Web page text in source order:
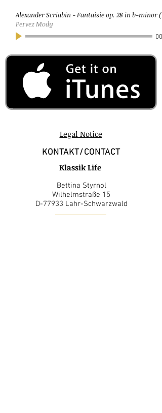
Alexander Scriabin - Fantaisie op. 28 in b-minor
Pervez Mody
Legal Notice
KONTAKT/CONTACT
Klassik Life
Bettina Styrnol
Wilhelmstraße 15
D-77933 Lahr-Schwarzwald